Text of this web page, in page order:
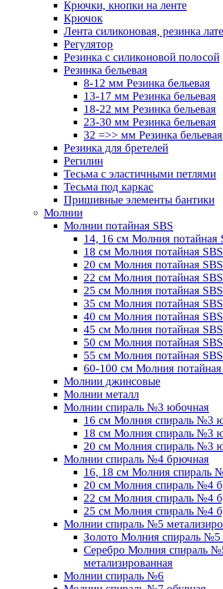
Крючки, кнопки на ленте
Крючок
Лента силиконовая, резинка
Регулятор
Резинка с силиконовой полосой
Резинка бельевая
8-12 мм Резинка бельевая
13-17 мм Резинка бельевая
18-22 мм Резинка бельевая
23-30 мм Резинка бельевая
32 =>> мм Резинка бельевая
Резинка для бретелей
Регилин
Тесьма с эластичными петлями
Тесьма под каркас
Пришивные элементы бантики
Молнии
Молнии потайная SBS
14, 16 см Молния потайная
18 см Молния потайная SBS
20 см Молния потайная SBS
22 см Молния потайная SBS
25 см Молния потайная SBS
35 см Молния потайная SBS
40 см Молния потайная SBS
45 см Молния потайная SBS
50 см Молния потайная SBS
55 см Молния потайная SBS
60-100 см Молния
Молнии джинсовые
Молнии металл
Молнии спираль №3 юбочная
16 см Молния спираль №3
18 см Молния спираль №3
20 см Молния спираль №3
Молнии спираль №4 брючная
16, 18 см Молния спираль
20 см Молния спираль №4
22 см Молния спираль №4
25 см Молния спираль №4
Молнии спираль №5
Золото Молния спираль №5
Серебро Молния спираль
метализированная
Молнии спираль №6